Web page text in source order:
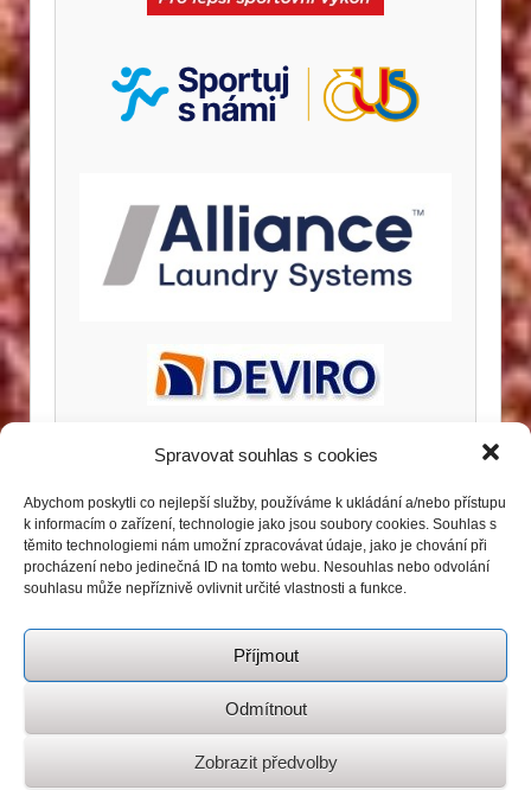
Spravovat souhlas s cookies
Abychom poskytli co nejlepší služby, používáme k ukládání a/nebo přístupu
k informacím o zařízení, technologie jako jsou soubory cookies. Souhlas s
těmito technologiemi nám umožní zpracovávat údaje, jako je chování při
procházení nebo jedinečná ID na tomto webu. Nesouhlas nebo odvolání
souhlasu může nepříznivě ovlivnit určité vlastnosti a funkce.
Příjmout
Odmítnout
Zobrazit předvolby